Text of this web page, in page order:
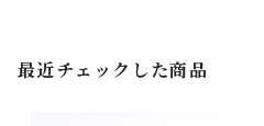
最近チェックした商品